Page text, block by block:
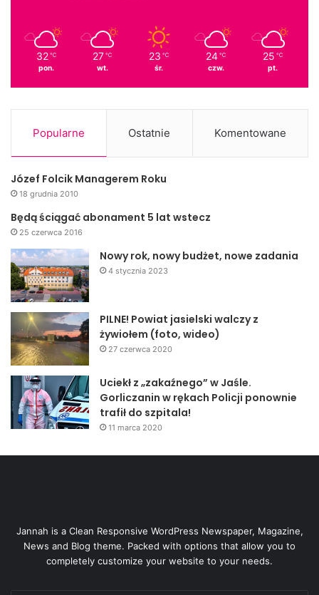
32 ℃
pon.
27 ℃
wt.
23 ℃
śr.
24 ℃
czw.
25 ℃
pt.
Popularne Ostatnie Komentowane
Józef Folcik Managerem Roku
18 grudnia 2010
Będą ściągać abonament 5 lat wstecz
25 czerwca 2016
Nowy rok, nowy budżet, nowe zadania
4 stycznia 2023
PILNE! Powiat jasielski walczy z
żywiołem (foto, wideo)
27 czerwca 2020
Uciekł z „zakaźnego” w Jaśle.
Gorliczanin w rękach Policji ponownie
trafił do szpitala!
11 marca 2020
Jannah is a Clean Responsive WordPress Newspaper, Magazine,
News and Blog theme. Packed with options that allow you to
completely customize your website to your needs.